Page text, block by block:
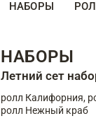
НАБОРЫ
НАБОРЫ
Летний сет
ролл Калифорния,
ролл Нежный краб